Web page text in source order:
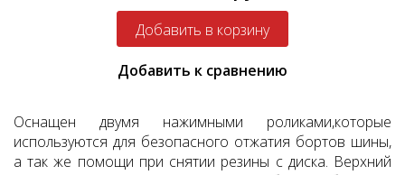
Добавить к сравнению
Оснащен двумя нажимными роликами,которые
используются для безопасного отжатия бортов шины,
а так же помощи при снятии резины с диска. Верхний